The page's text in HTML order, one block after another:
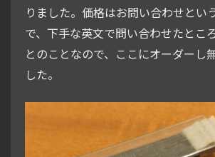
りました。価格はお問い合わせとい
で、下手な英文で問い合わせたとこ
とのことなので、ここにオーダーし
した。